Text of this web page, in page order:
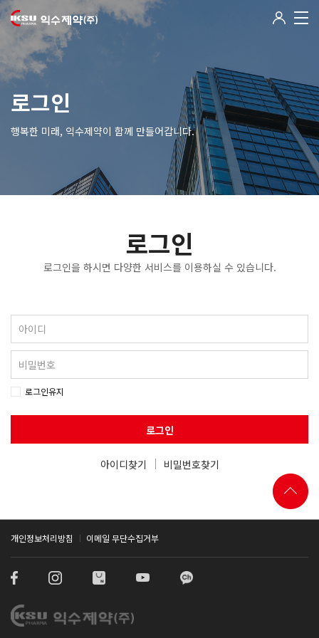
로그인
행복한 미래, 익수제약이 함께 만들어갑니다.
로그인
로그인을 하시면 다양한 서비스를 이용하실 수 있습니다.
로그인유지
로그인
아이디찾기 비밀번호찾기
개인정보처리방침 이메일 무단수집거부